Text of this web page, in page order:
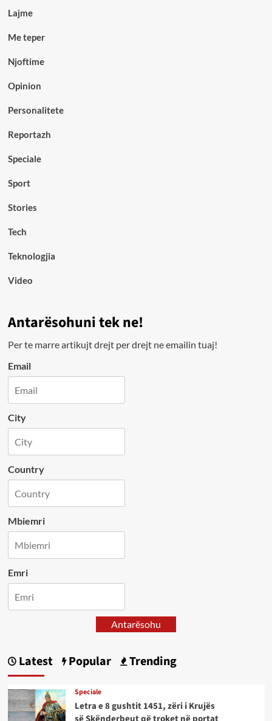
Lajme
Me teper
Njoftime
Opinion
Personalitete
Reportazh
Speciale
Sport
Stories
Tech
Teknologjia
Video
Antarësohuni tek ne!
Per te marre artikujt drejt per drejt ne emailin tuaj!
Email
City
Country
Mbiemri
Emri
Antarësohu
Latest Popular Trending
Speciale
Letra e 8 gushtit 1451, zëri i Krujës